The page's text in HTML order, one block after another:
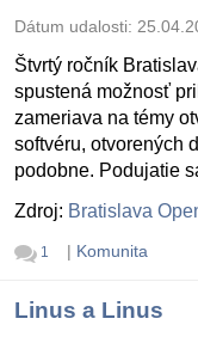
Dátum udalosti:
Štvrtý ročník
spustená možnosť
zameriava na témy
softvéru, otvorených
podobne. Podujatie
Zdroj: Bratislava
1 | Komunita
Linus a Linus